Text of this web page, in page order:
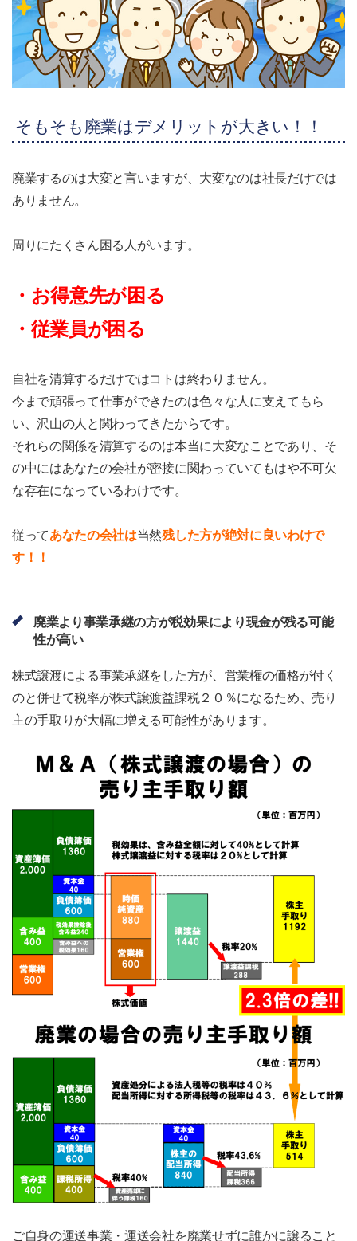
そもそも廃業はデメリットが大きい！！
廃業するのは大変と言いますが、大変なのは社長だけでは
ありません。
周りにたくさん困る人がいます。
・お得意先が困る
・従業員が困る
自社を清算するだけではコトは終わりません。
今まで頑張って仕事ができたのは色々な人に支えてもら
い、沢山の人と関わってきたからです。
それらの関係を清算するのは本当に大変なことであり、そ
の中にはあなたの会社が密接に関わっていてもはや不可欠
な存在になっているわけです。
従ってあなたの会社は当然残した方が絶対に良いわけで
す！！
廃業より事業承継の方が税効果により現金が残る可能
性が高い
株式譲渡による事業承継をした方が、営業権の価格が付く
のと併せて税率が株式譲渡益課税２０％になるため、売り
主の手取りが大幅に増える可能性があります。
ご自身の運送事業・運送会社を廃業せずに誰かに譲ること